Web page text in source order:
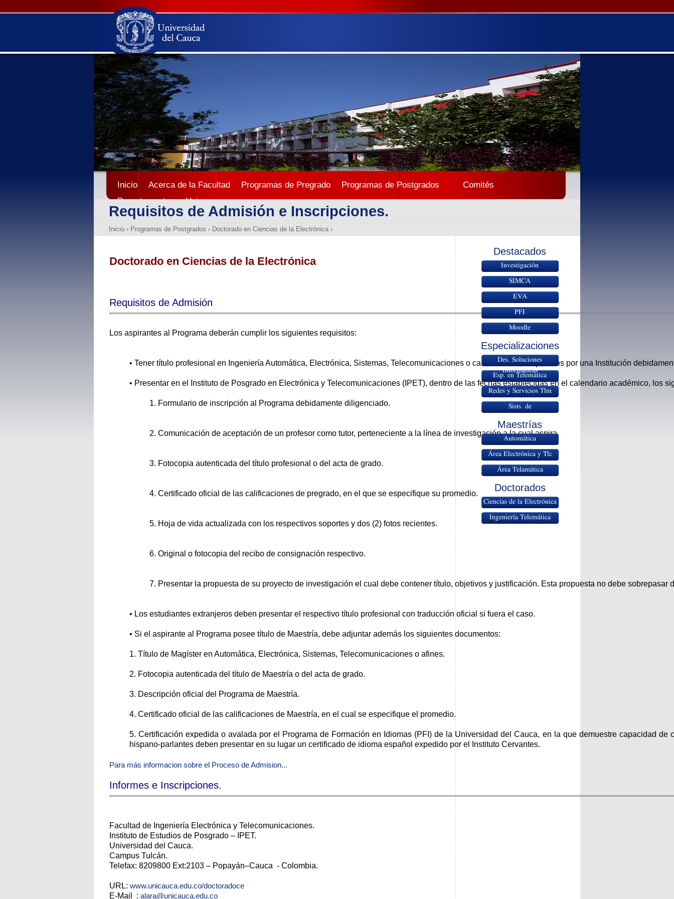
Inicio Acerca de la Facultad Programas de Pregrado Programas de Postgrados
Comités
Departamentos
Unicauca
Requisitos de Admisión e Inscripciones.
Inicio › Programas de Postgrados › Doctorado en Ciencias de la Electrónica ›
Doctorado en Ciencias de la Electrónica
Requisitos de Admisión
Los aspirantes al Programa deberán cumplir los siguientes requisitos:
• Tener título profesional en Ingeniería Automática, Electrónica, Sistemas, Telecomunicaciones o carreras afines expedidos por una Institución
• Presentar en el Instituto de Posgrado en Electrónica y Telecomunicaciones (IPET), dentro de las fechas establecidas en el calendario académico, los
1. Formulario de inscripción al Programa debidamente diligenciado.
2. Comunicación de aceptación de un profesor como tutor, perteneciente a la línea de investigación a la cual aspira.
3. Fotocopia autenticada del título profesional o del acta de grado.
4. Certificado oficial de las calificaciones de pregrado, en el que se especifique su promedio.
5. Hoja de vida actualizada con los respectivos soportes y dos (2) fotos recientes.
6. Original o fotocopia del recibo de consignación respectivo.
7. Presentar la propuesta de su proyecto de investigación el cual debe contener título, objetivos y justificación. Esta propuesta no debe sobrepasar
• Los estudiantes extranjeros deben presentar el respectivo título profesional con traducción oficial si fuera el caso.
• Si el aspirante al Programa posee título de Maestría, debe adjuntar además los siguientes documentos:
1. Título de Magíster en Automática, Electrónica, Sistemas, Telecomunicaciones o afines.
2. Fotocopia autenticada del título de Maestría o del acta de grado.
3. Descripción oficial del Programa de Maestría.
4. Certificado oficial de las calificaciones de Maestría, en el cual se especifique el promedio.
5. Certificación expedida o avalada por el Programa de Formación en Idiomas (PFI) de la Universidad del Cauca, en la que demuestre capacidad
hispano-parlantes deben presentar en su lugar un certificado de idioma español expedido por el Instituto Cervantes.
Para más informacion sobre el Proceso de Admision...
Informes e Inscripciones.
Facultad de Ingeniería Electrónica y Telecomunicaciones.
Instituto de Estudios de Posgrado – IPET.
Universidad del Cauca.
Campus Tulcán.
Telefax: 8209800 Ext:2103 – Popayán–Cauca - Colombia.
URL: www.unicauca.edu.co/doctoradoce
E-Mail : alara@unicauca.edu.co
Destacados
Investigación
SIMCA
EVA
PFI
Moodle
Especializaciones
Des. Soluciones
Informáticas
Esp. en Telemática
Redes y Servicios Tlm
Sists. de
Maestrías
Automática
Área Electrónica y Tlc
Área Telamática
Doctorados
Ciencias de la Electrónica
Ingeniería Telemática